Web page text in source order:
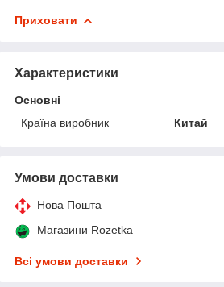
Приховати
Характеристики
Основні
Країна виробник
Китай
Умови доставки
Нова Пошта
Магазини Rozetka
Всі умови доставки